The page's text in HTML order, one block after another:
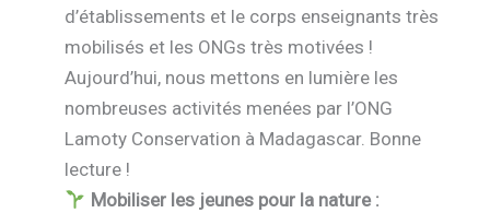
d’établissements et le corps enseignants très
mobilisés et les ONGs très motivées !
Aujourd’hui, nous mettons en lumière les
nombreuses activités menées par l’ONG
Lamoty Conservation à Madagascar. Bonne
lecture !
Mobiliser les jeunes pour la nature :